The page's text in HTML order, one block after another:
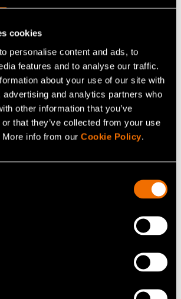
cookies
personalise content and ads, to
features and to analyse our traffic.
about your use of our site with
advertising and analytics partners who
other information that you’ve
that they’ve collected from your use
info from our Cookie Policy.
asiantuntijaan